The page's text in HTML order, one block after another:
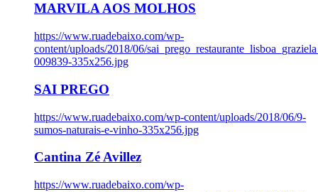
MARVILA AOS MOLHOS
https://www.ruadebaixo.com/wp-
content/uploads/2018/06/
009839-335x256.jpg
SAI PREGO
https://www.ruadebaixo.com/wp-content/uploads/2018/06/9-
sumos-naturais-e-vinho-335x256.jpg
Cantina Zé Avillez
https://www.ruadebaixo.com/wp-